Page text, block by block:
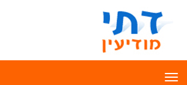
תפריט